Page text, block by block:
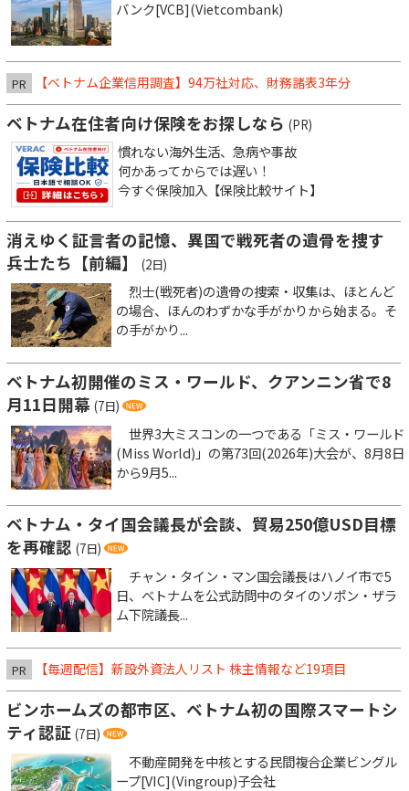
バンク[VCB](Vietcombank)
PR 【ベトナム企業信用調査】94万社対応、財務諸表3年分
ベトナム在住者向け保険をお探しなら (PR)
慣れない海外生活、急病や事故
何かあってからでは遅い！
今すぐ保険加入【保険比較サイト】
消えゆく証言者の記憶、異国で戦死者の遺骨を捜す
兵士たち【前編】
(2日)
烈士(戦死者)の遺骨の捜索・収集は、ほとんど
の場合、ほんのわずかな手がかりから始まる。そ
の手がかり...
ベトナム初開催のミス・ワールド、クアンニン省で8
月11日開幕 (7日)
世界3大ミスコンの一つである「ミス・ワールド
(Miss World)」の第73回(2026年)大会が、8月8日
から9月5...
ベトナム・タイ国会議長が会談、貿易250億USD目標
を再確認 (7日)
チャン・タイン・マン国会議長はハノイ市で5
日、ベトナムを公式訪問中のタイのソポン・ザラ
ム下院議長...
PR 【毎週配信】新設外資法人リスト 株主情報など19項目
ビンホームズの都市区、ベトナム初の国際スマートシ
ティ認証 (7日)
不動産開発を中核とする民間複合企業ビングル
ープ[VIC](Vingroup)子会社